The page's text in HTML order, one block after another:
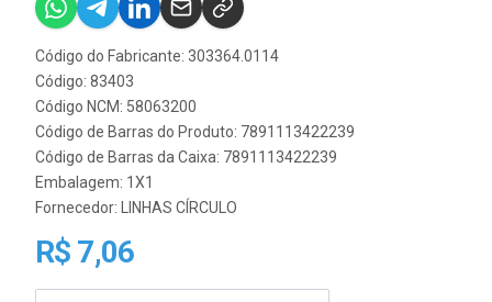
Código do Fabricante: 303364.0114
Código: 83403
Código NCM: 58063200
Código de Barras do Produto: 7891113422239
Código de Barras da Caixa: 7891113422239
Embalagem: 1X1
Fornecedor: LINHAS CÍRCULO
R$ 7,06